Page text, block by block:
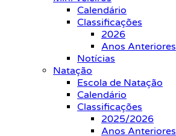
Calendário
Classificações
2026
Anos Anteriores
Notícias
Natação
Escola de Natação
Calendário
Classificações
2025/2026
Anos Anteriores